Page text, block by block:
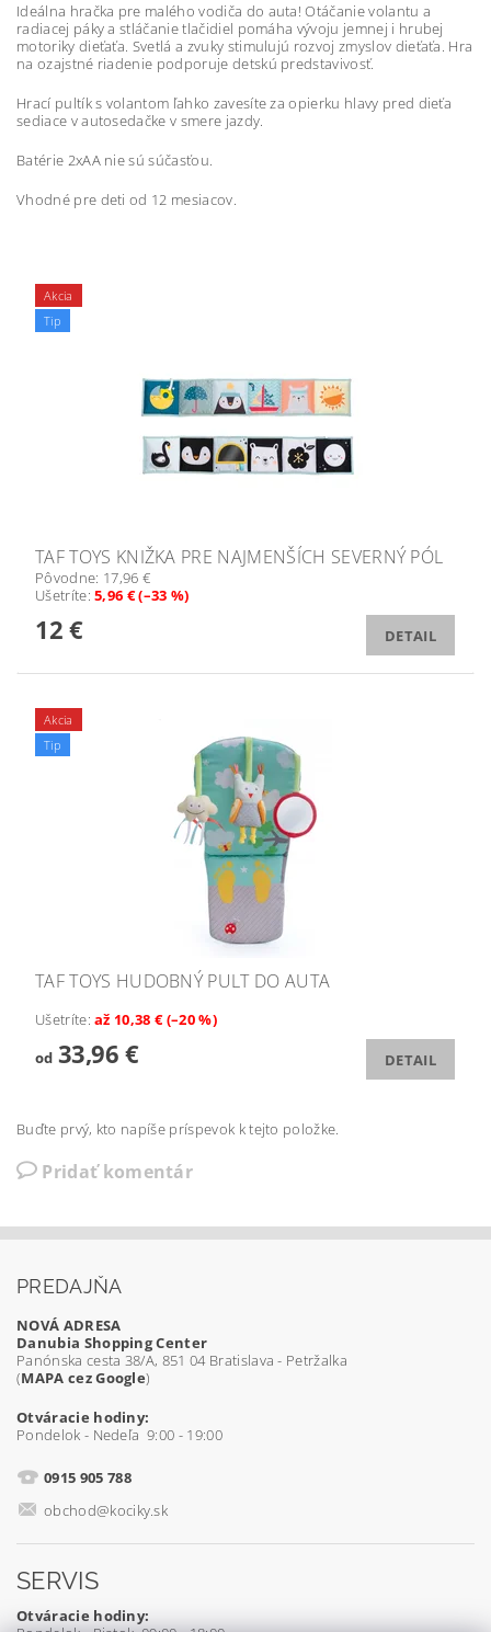
Ideálna hračka pre malého vodiča do auta! Otáčanie volantu a
radiacej páky a stláčanie tlačidiel pomáha vývoju jemnej i hrubej
motoriky dieťaťa. Svetlá a zvuky stimulujú rozvoj zmyslov dieťaťa. Hra
na ozajstné riadenie podporuje detskú predstavivosť.
Hrací pultík s volantom ľahko zavesíte za opierku hlavy pred dieťa
sediace v autosedačke v smere jazdy.
Batérie 2xAA nie sú súčasťou.
Vhodné pre deti od 12 mesiacov.
Akcia
Tip
TAF TOYS KNIŽKA PRE NAJMENŠÍCH SEVERNÝ PÓL
Pôvodne: 17,96 €
Ušetríte:5,96 € (–33 %)
12 € DETAIL
Akcia
Tip
TAF TOYS HUDOBNÝ PULT DO AUTA
Ušetríte:až 10,38 € (–20 %)
od33,96 € DETAIL
Buďte prvý, kto napíše príspevok k tejto položke.
Pridať komentár
PREDAJŇA
NOVÁ ADRESA
Danubia Shopping Center
Panónska cesta 38/A, 851 04 Bratislava - Petržalka
(MAPA cez Google)
Otváracie hodiny:
Pondelok - Nedeľa 9:00 - 19:00
0915 905 788
obchod@kociky.sk
SERVIS
Otváracie hodiny: